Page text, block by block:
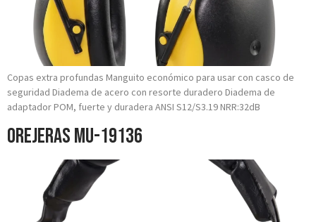
Copas extra profundas Manguito económico para usar con casco de
seguridad Diadema de acero con resorte duradero Diadema de
adaptador POM, fuerte y duradera ANSI S12/S3.19 NRR:32dB
Orejeras MU-19136